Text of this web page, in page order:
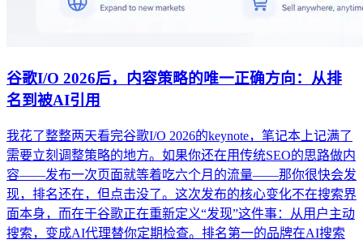
谷歌I/O 2026后，内容策略的唯一正确方向：从排
名到被AI引用
我花了整整两天看完谷歌I/O 2026的keynote，笔记本上记满了
需要立刻调整策略的地方。如果你还在用传统SEO的思路做内
容——发布一次页面就等着吃六个月的流量——那你很快会发
现，排名还在，但点击没了。这次发布的核心变化不在搜索界
面本身，而在于谷歌正在重新定义“发现”这件事：从用户主动
搜索，变成AI代理替你定期检查。排名第一的品牌在AI搜索